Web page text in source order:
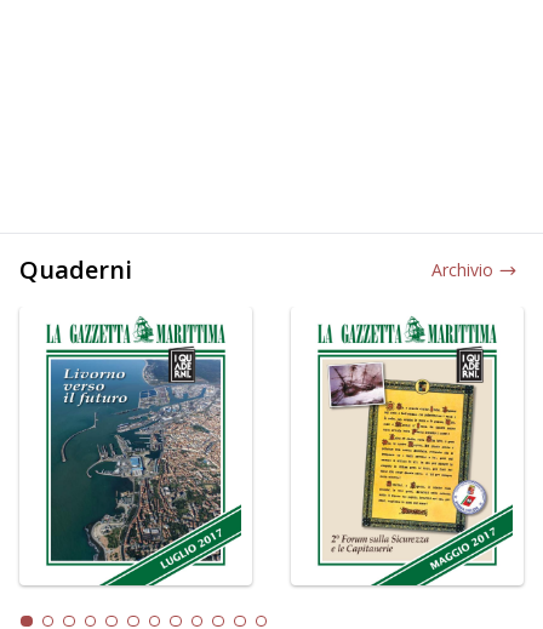
Quaderni Archivio